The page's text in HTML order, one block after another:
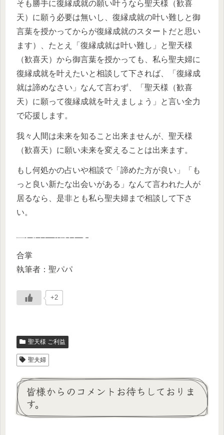
そも勝手に復縁成就の願い叶うなら聖天様（歓喜
天）に願う必要は無いし、復縁成就の叶い難しと御
言葉を授かってからが復縁成就のスタートだと思い
ます）、たとえ「復縁成就は叶い難し」と聖天様
（歓喜天）から御言葉を授かっても、私ら聖夫婦に
復縁成就を叶えたいと相談して下されば、「復縁成
就は諦めなさい」なんて言わず、「聖天様（歓喜
天）に願って復縁成就を叶えましょう」と言い全力
で応援します。
我々人間は未来を知ること出来ませんが、聖天様
（歓喜天）に願い未来を変えることは出来ます。
もし何処かの占いや相談で「諦めた方が良い」「も
っと良い新たな出会いがある」なんて言われた人が
居るなら、是非とも私ら聖夫婦まで相談して下さ
い。
合掌
執筆者：聖パパ
+2
聖天様 ご利益
聖夫婦
皆様からのコメントお待ちしておりま
す。